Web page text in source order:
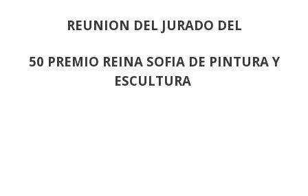
REUNION DEL JURADO DEL
50 PREMIO REINA SOFIA DE PINTURA Y
ESCULTURA